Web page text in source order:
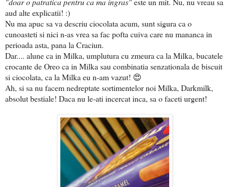
aud alte explicatii! :)
Nu ma apuc sa va descriu ciocolata acum, sunt sigura ca o
cunoasteti si nici n-as vrea sa fac pofta cuiva care nu mananca in
perioada asta, pana la Craciun.
Dar.... alune ca in Milka, umplutura cu zmeura ca la Milka, bucatele
crocante de Oreo ca in Milka sau combinatia senzationala de biscuit
si ciocolata, ca la Milka eu n-am vazut! 😍
Ah, si sa nu facem nedreptate sortimentelor noi Milka, Darkmilk,
absolut bestiale! Daca nu le-ati incercat inca, sa o faceti urgent!